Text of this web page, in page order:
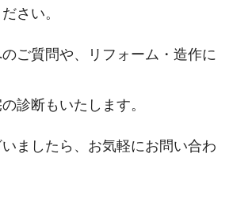
さい。
ご質問や、リフォーム・造作に
診断もいたします。
ましたら、お気軽にお問い合わ